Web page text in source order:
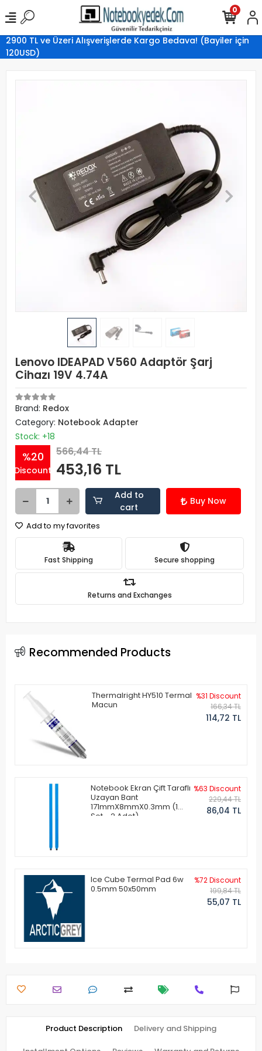
2900 TL ve Üzeri Alışverişlerde Kargo Bedava! (Bayiler için
120USD)
0
Lenovo IDEAPAD V560 Adaptör Şarj
Cihazı 19V 4.74A
Brand: Redox
Category: Notebook Adapter
Stock: +18
%20
Discount
566,44 TL
453,16 TL
Add to
cart
Buy Now
Add to my favorites
Fast Shipping Secure shopping
Returns and Exchanges
Recommended Products
Thermalright HY510 Termal
Macun
%31 Discount
166,34 TL
114,72 TL
Notebook Ekran Çift Taraflı
Uzayan Bant
171mmX8mmX0.3mm (1
Set - 2 Adet)
%63 Discount
229,44 TL
86,04 TL
Ice Cube Termal Pad 6w
0.5mm 50x50mm
%72 Discount
199,84 TL
55,07 TL
Product Description Delivery and Shipping